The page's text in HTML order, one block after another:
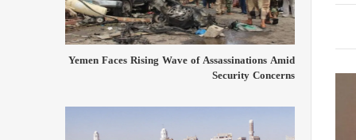
Yemen Faces Rising Wave of Assassinations Amid
Security Concerns